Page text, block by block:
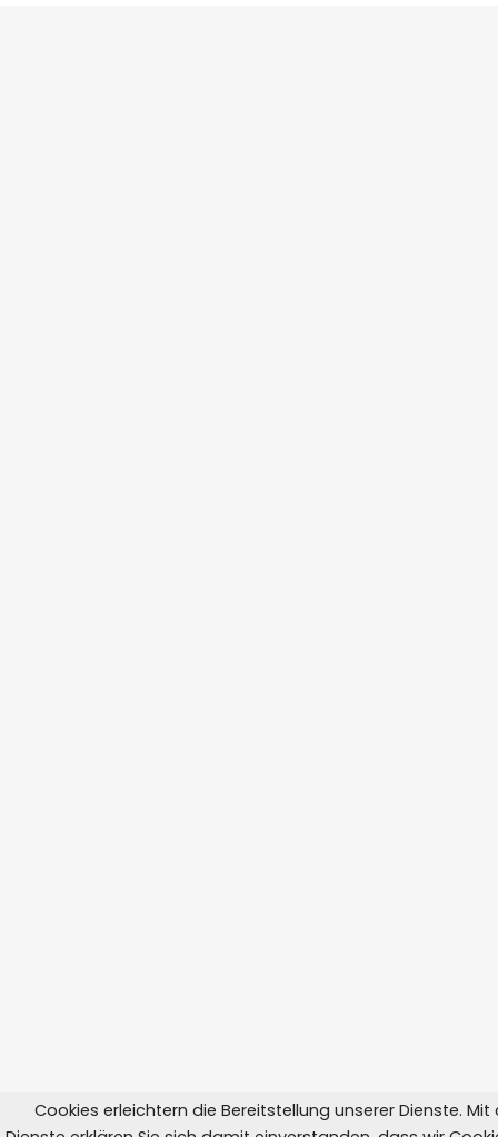
Cookies erleichtern die Bereitstellung unserer Dienste. Mit